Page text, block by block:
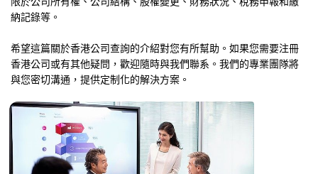
納記錄等。
希望這篇關於香港公司查詢的介紹對您有所幫助。如果您需要注冊
香港公司或有其他疑問，歡迎隨時與我們聯系。我們的專業團隊將
與您密切溝通，提供定制化的解決方案。